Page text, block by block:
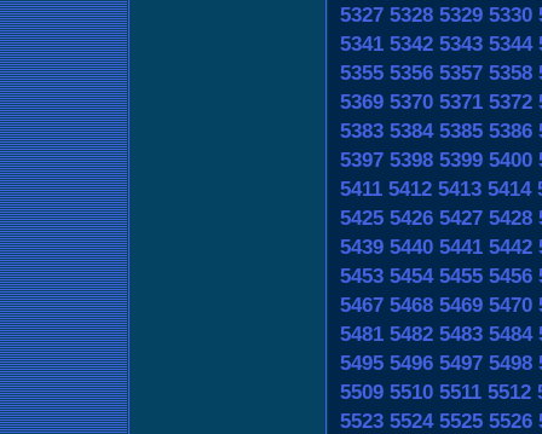
5327 5328 5329 5330
5341 5342 5343 5344
5355 5356 5357 5358
5369 5370 5371 5372
5383 5384 5385 5386
5397 5398 5399 5400
5411 5412 5413 5414
5425 5426 5427 5428
5439 5440 5441 5442
5453 5454 5455 5456
5467 5468 5469 5470
5481 5482 5483 5484
5495 5496 5497 5498
5509 5510 5511 5512
5523 5524 5525 5526